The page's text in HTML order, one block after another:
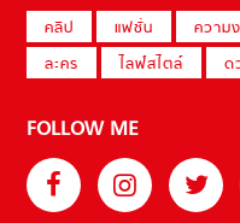
คลิป แฟชั่น ความ
ละคร
ไลฟ์สไตล์ ด
FOLLOW ME